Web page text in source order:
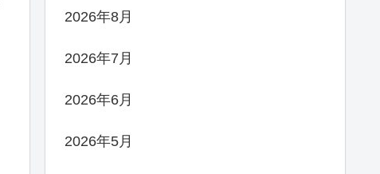
2026年8月
2026年7月
2026年6月
2026年5月